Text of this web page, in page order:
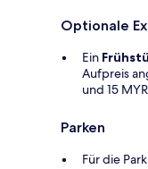
Optionale
Ein
Aufpreis
und 15
Parken
Für die